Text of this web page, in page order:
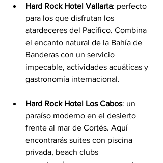
Hard Rock Hotel Vallarta: perfecto
para los que disfrutan los
atardeceres del Pacífico. Combina
el encanto natural de la Bahía de
Banderas con un servicio
impecable, actividades acuáticas y
gastronomía internacional.
Hard Rock Hotel Los Cabos: un
paraíso moderno en el desierto
frente al mar de Cortés. Aquí
encontrarás suites con piscina
privada, beach clubs